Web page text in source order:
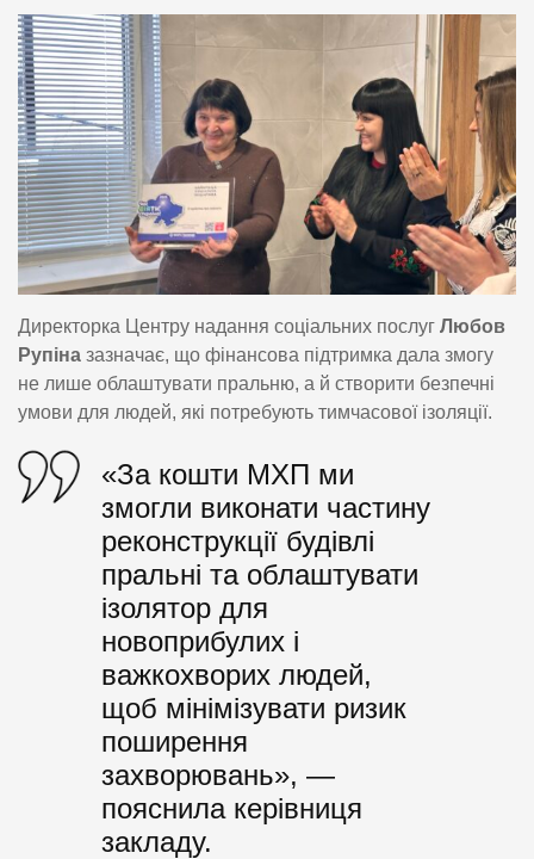
Директорка Центру надання соціальних послуг Любов
Рупіна зазначає, що фінансова підтримка дала змогу
не лише облаштувати пральню, а й створити безпечні
умови для людей, які потребують тимчасової ізоляції.
«За кошти МХП ми
змогли виконати частину
реконструкції будівлі
пральні та облаштувати
ізолятор для
новоприбулих і
важкохворих людей,
щоб мінімізувати ризик
поширення
захворювань», —
пояснила керівниця
закладу.